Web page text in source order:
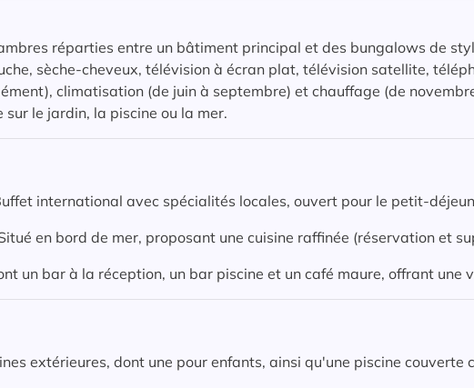
réparties entre un bâtiment principal et des bungalows de
sèche-cheveux, télévision à écran plat, télévision satellite,
climatisation (de juin à septembre) et chauffage (de
le jardin, la piscine ou la mer.
international avec spécialités locales, ouvert pour le petit-
en bord de mer, proposant une cuisine raffinée (réservation et
un bar à la réception, un bar piscine et un café maure, offrant une
extérieures, dont une pour enfants, ainsi qu'une piscine couverte